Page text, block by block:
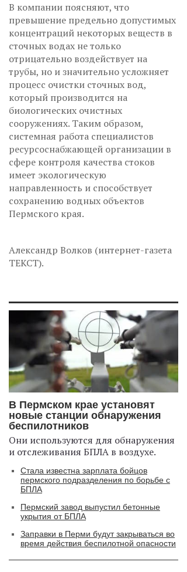
В компании поясняют, что
превышение предельно допустимых
концентраций некоторых веществ в
сточных водах не только
отрицательно воздействует на
трубы, но и значительно усложняет
процесс очистки сточных вод,
который производится на
биологических очистных
сооружениях. Таким образом,
системная работа специалистов
ресурсоснабжающей организации в
сфере контроля качества стоков
имеет экологическую
направленность и способствует
сохранению водных объектов
Пермского края.
Александр Волков (интернет-газета
ТЕКСТ).
В Пермском крае установят
новые станции обнаружения
беспилотников
Они используются для обнаружения
и отслеживания БПЛА в воздухе.
Стала известна зарплата бойцов
пермского подразделения по борьбе с
БПЛА
Пермский завод выпустил бетонные
укрытия от БПЛА
Заправки в Перми будут закрываться во
время действия беспилотной опасности